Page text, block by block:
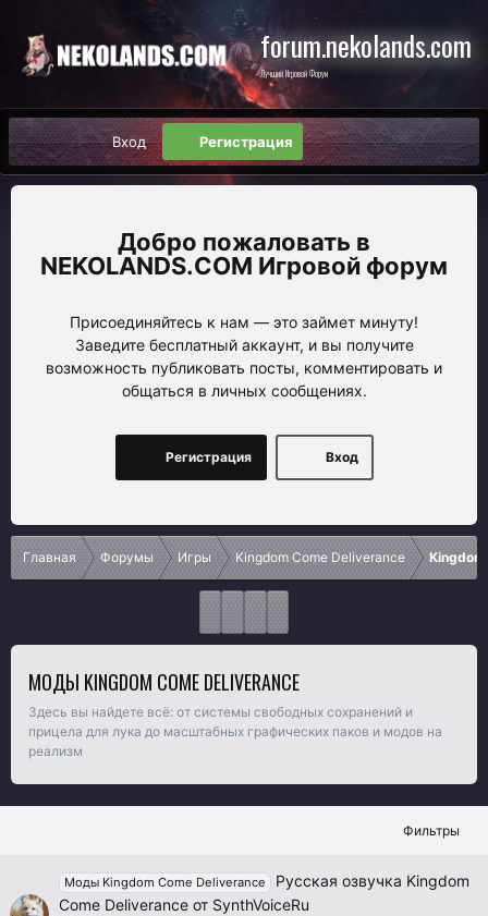
forum.nekolands.com
Лучший Игровой Форум
Вход Регистрация
NEKOLANDS.COM Игровой форум
Присоединяйтесь к нам — это займет минуту!
Заведите бесплатный аккаунт, и вы получите
возможность публиковать посты, комментировать и
общаться в личных сообщениях.
Вход
Регистрация
Главная Форумы Игры Kingdom Come Deliverance Kingdom
МОДЫ KINGDOM COME DELIVERANCE
Здесь вы найдете всё: от системы свободных сохранений и
прицела для лука до масштабных графических паков и модов на
реализм
Фильтры
Моды Kingdom Come Deliverance
Русская озвучка Kingdom
Come Deliverance от SynthVoiceRu